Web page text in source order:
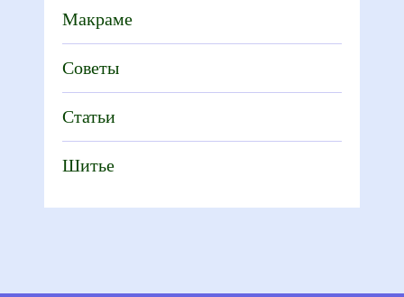
Макраме
Советы
Статьи
Шитье